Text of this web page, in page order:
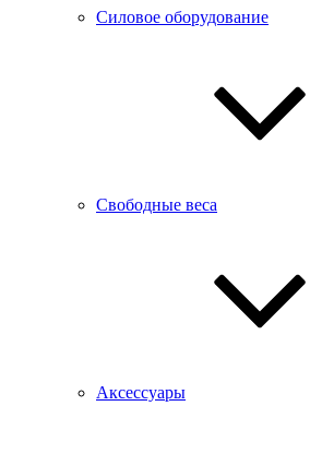
Силовое оборудование
Свободные веса
Аксессуары